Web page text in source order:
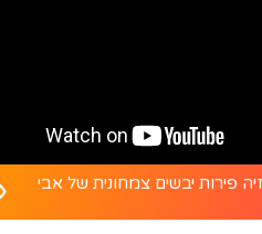
פירות יבשים צמחונית של אבי